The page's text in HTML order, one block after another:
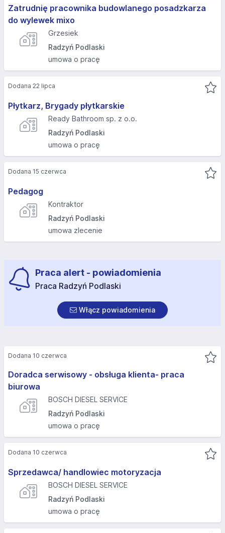
Zatrudnię pracownika budowlanego posadzkarza
do wylewek mixo
Grzesiek
Radzyń Podlaski
umowa o pracę
Płytkarz, Brygady płytkarskie
Ready Bathroom sp. z o.o.
Radzyń Podlaski
umowa o pracę
Dodana 22 lipca
Pedagog
Kontraktor
Radzyń Podlaski
umowa zlecenie
Dodana 15 czerwca
Praca alert - powiadomienia
Praca Radzyń Podlaski
Włącz powiadomienia
Doradca serwisowy - obsługa klienta- praca
biurowa
BOSCH DIESEL SERVICE
Radzyń Podlaski
umowa o pracę
Dodana 10 czerwca
Sprzedawca/ handlowiec motoryzacja
BOSCH DIESEL SERVICE
Radzyń Podlaski
umowa o pracę
Dodana 10 czerwca